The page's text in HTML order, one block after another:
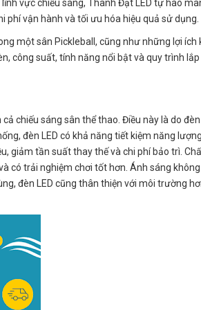
vực chiếu sáng, Thành Đạt LED tự hào
vận hành và tối ưu hóa hiệu quả sử dụng.
một sân Pickleball, cũng như những lợi ích
công suất, tính năng nổi bật và quy trình
chiếu sáng sân thể thao. Điều này là do
đèn LED có khả năng tiết kiệm năng
giảm tần suất thay thế và chi phí bảo trì.
có trải nghiệm chơi tốt hơn. Ánh sáng
đèn LED cũng thân thiện với môi trường